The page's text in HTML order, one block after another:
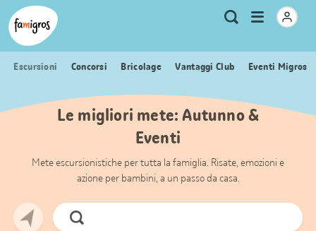
Navigazione
segnalibri
Header
Logo Metanavigazione
Ricerca
Apri
menu
Escursioni Concorsi Bricolage Vantaggi Club Eventi Migros
Le migliori mete: Autunno &
Eventi
Mete escursionistiche per tutta la famiglia. Risate, emozioni e
azione per bambini, a un passo da casa.
Cerca